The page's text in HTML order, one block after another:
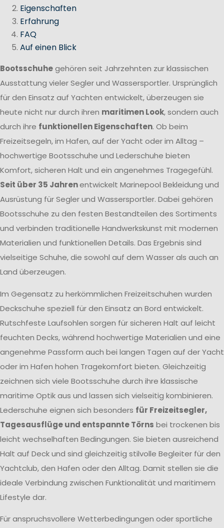
Eigenschaften
Erfahrung
FAQ
Auf einen Blick
Bootsschuhegehören seit Jahrzehnten zur klassischen
Ausstattung vieler Segler und Wassersportler. Ursprünglich
für den Einsatz auf Yachten entwickelt, überzeugen sie
heute nicht nur durch ihren maritimen Look, sondern auch
durch ihre funktionellen Eigenschaften. Ob beim
Freizeitsegeln, im Hafen, auf der Yacht oder im Alltag –
hochwertige Bootsschuhe und Lederschuhe bieten
Komfort, sicheren Halt und ein angenehmes Tragegefühl.
Seit über 35 Jahrenentwickelt Marinepool Bekleidung und
Ausrüstung für Segler und Wassersportler. Dabei gehören
Bootsschuhe zu den festen Bestandteilen des Sortiments
und verbinden traditionelle Handwerkskunst mit modernen
Materialien und funktionellen Details. Das Ergebnis sind
vielseitige Schuhe, die sowohl auf dem Wasser als auch an
Land überzeugen.
Im Gegensatz zu herkömmlichen Freizeitschuhen wurden
Deckschuhe speziell für den Einsatz an Bord entwickelt.
Rutschfeste Laufsohlen sorgen für sicheren Halt auf leicht
feuchten Decks, während hochwertige Materialien und eine
angenehme Passform auch bei langen Tagen auf der Yacht
oder im Hafen hohen Tragekomfort bieten. Gleichzeitig
zeichnen sich viele Bootsschuhe durch ihre klassische
maritime Optik aus und lassen sich vielseitig kombinieren.
Lederschuhe eignen sich besonders für Freizeitsegler,
Tagesausflüge und entspannte Törns bei trockenen bis
leicht wechselhaften Bedingungen. Sie bieten ausreichend
Halt auf Deck und sind gleichzeitig stilvolle Begleiter für den
Yachtclub, den Hafen oder den Alltag. Damit stellen sie die
ideale Verbindung zwischen Funktionalität und maritimem
Lifestyle dar.
Für anspruchsvollere Wetterbedingungen oder sportliche